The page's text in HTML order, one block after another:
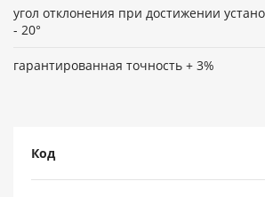
угол отклонения при достижении
- 20°
гарантированная точность + 3%
Код